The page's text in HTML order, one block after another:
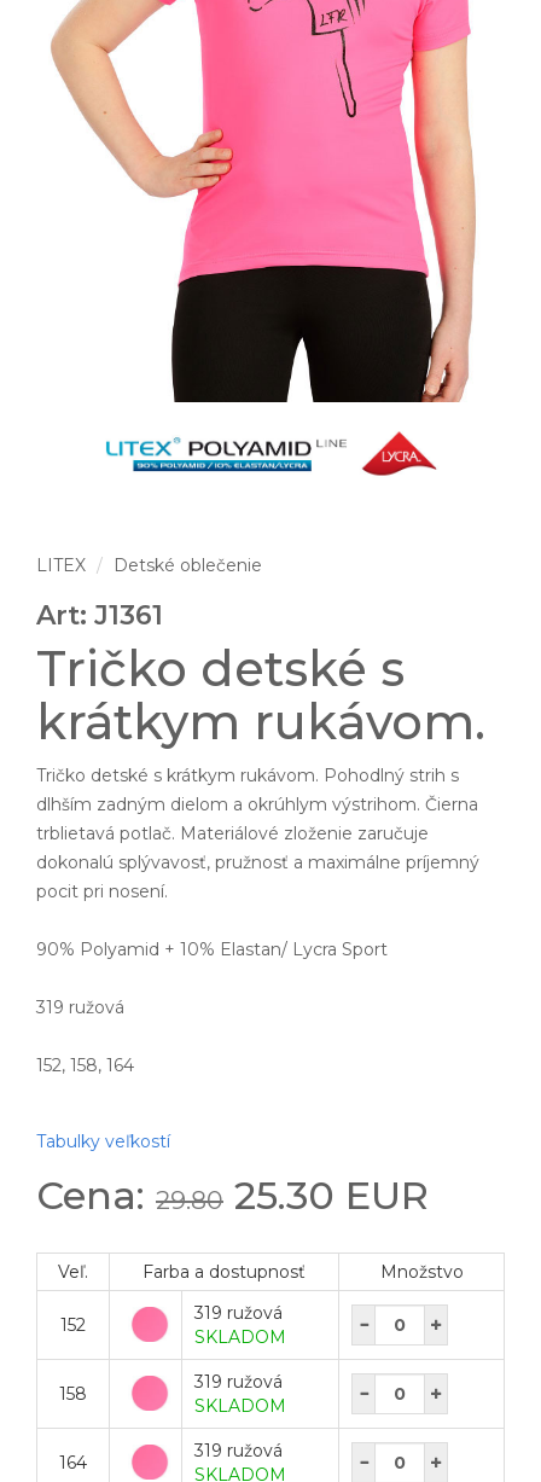
LITEX Detské oblečenie
Art: J1361
Tričko detské s
krátkym rukávom.
Tričko detské s krátkym rukávom. Pohodlný strih s
dlhším zadným dielom a okrúhlym výstrihom. Čierna
trblietavá potlač. Materiálové zloženie zaručuje
dokonalú splývavosť, pružnosť a maximálne príjemný
pocit pri nosení.
90% Polyamid + 10% Elastan/ Lycra Sport
319 ružová
152, 158, 164
Tabulky veľkostí
Cena: 29.80 25.30 EUR
Veľ. Farba a dostupnosť Množstvo
152
319 ružová
SKLADOM
158
319 ružová
SKLADOM
164
319 ružová
SKLADOM